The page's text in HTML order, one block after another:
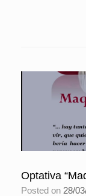
Optativa
Posted on 28/